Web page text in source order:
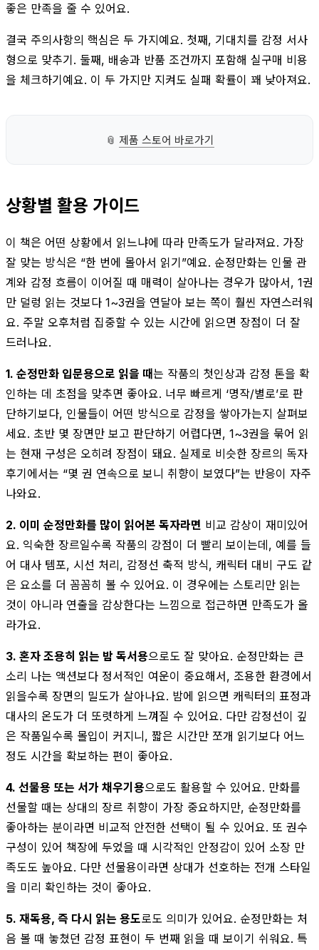
좋은 만족을 줄 수 있어요.
결국 주의사항의 핵심은 두 가지예요. 첫째, 기대치를 감정 서사
형으로 맞추기. 둘째, 배송과 반품 조건까지 포함해 실구매 비용
을 체크하기예요. 이 두 가지만 지켜도 실패 확률이 꽤 낮아져요.
📎 제품 스토어 바로가기
상황별 활용 가이드
이 책은 어떤 상황에서 읽느냐에 따라 만족도가 달라져요. 가장
잘 맞는 방식은 “한 번에 몰아서 읽기”예요. 순정만화는 인물 관
계와 감정 흐름이 이어질 때 매력이 살아나는 경우가 많아서, 1권
만 덜렁 읽는 것보다 1~3권을 연달아 보는 쪽이 훨씬 자연스러워
요. 주말 오후처럼 집중할 수 있는 시간에 읽으면 장점이 더 잘
드러나요.
1. 순정만화 입문용으로 읽을 때는 작품의 첫인상과 감정 톤을 확
인하는 데 초점을 맞추면 좋아요. 너무 빠르게 ‘명작/별로’로 판
단하기보다, 인물들이 어떤 방식으로 감정을 쌓아가는지 살펴보
세요. 초반 몇 장면만 보고 판단하기 어렵다면, 1~3권을 묶어 읽
는 현재 구성은 오히려 장점이 돼요. 실제로 비슷한 장르의 독자
후기에서는 “몇 권 연속으로 보니 취향이 보였다”는 반응이 자주
나와요.
2. 이미 순정만화를 많이 읽어본 독자라면 비교 감상이 재미있어
요. 익숙한 장르일수록 작품의 강점이 더 빨리 보이는데, 예를 들
어 대사 템포, 시선 처리, 감정선 축적 방식, 캐릭터 대비 구도 같
은 요소를 더 꼼꼼히 볼 수 있어요. 이 경우에는 스토리만 읽는
것이 아니라 연출을 감상한다는 느낌으로 접근하면 만족도가 올
라가요.
3. 혼자 조용히 읽는 밤 독서용으로도 잘 맞아요. 순정만화는 큰
소리 나는 액션보다 정서적인 여운이 중요해서, 조용한 환경에서
읽을수록 장면의 밀도가 살아나요. 밤에 읽으면 캐릭터의 표정과
대사의 온도가 더 또렷하게 느껴질 수 있어요. 다만 감정선이 깊
은 작품일수록 몰입이 커지니, 짧은 시간만 쪼개 읽기보다 어느
정도 시간을 확보하는 편이 좋아요.
4. 선물용 또는 서가 채우기용으로도 활용할 수 있어요. 만화를
선물할 때는 상대의 장르 취향이 가장 중요하지만, 순정만화를
좋아하는 분이라면 비교적 안전한 선택이 될 수 있어요. 또 권수
구성이 있어 책장에 두었을 때 시각적인 안정감이 있어 소장 만
족도도 높아요. 다만 선물용이라면 상대가 선호하는 전개 스타일
을 미리 확인하는 것이 좋아요.
5. 재독용, 즉 다시 읽는 용도로도 의미가 있어요. 순정만화는 처
음 볼 때 놓쳤던 감정 표현이 두 번째 읽을 때 보이기 쉬워요. 특